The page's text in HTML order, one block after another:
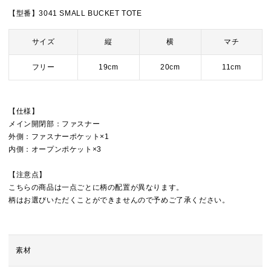
【型番】3041 SMALL BUCKET TOTE
サイズ 縦 横 マチ
フリー 19cm 20cm 11cm
【仕様】
メイン開閉部：ファスナー
外側：ファスナーポケット×1
内側：オープンポケット×3
【注意点】
こちらの商品は一点ごとに柄の配置が異なります。
柄はお選びいただくことができませんので予めご了承ください。
素材